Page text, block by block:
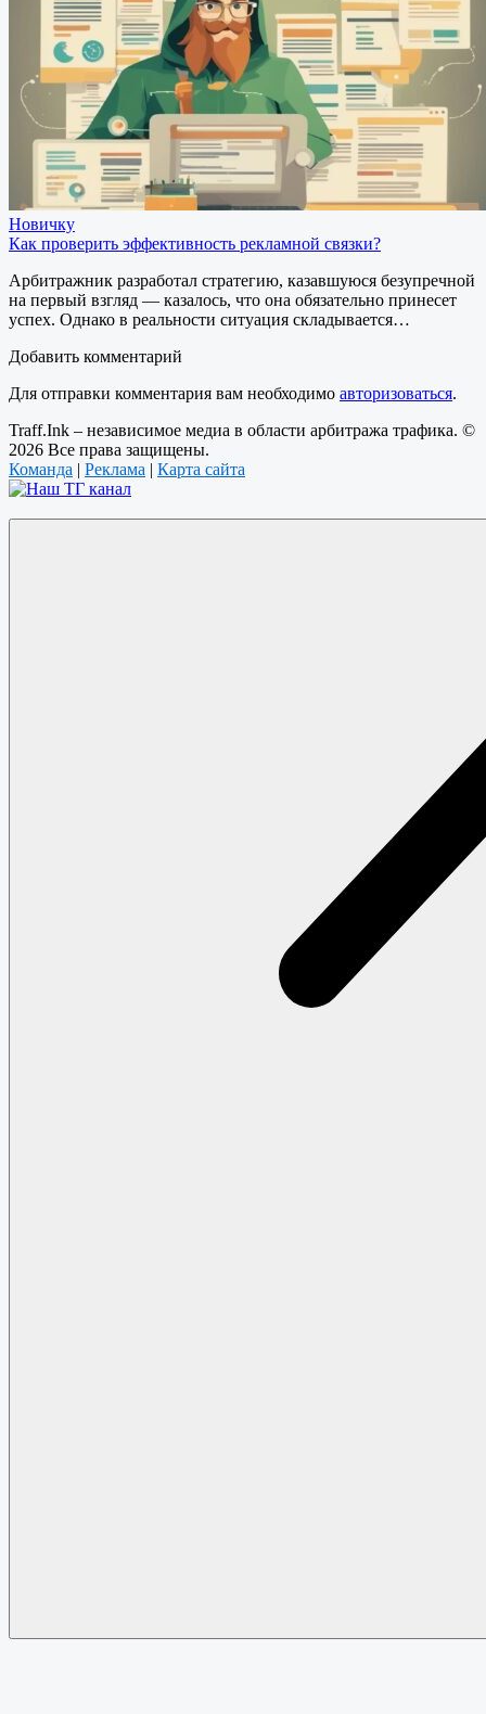
Новичку
Как проверить эффективность рекламной связки?
Арбитражник разработал стратегию, казавшуюся безупречной
на первый взгляд — казалось, что она обязательно принесет
успех. Однако в реальности ситуация складывается…
Добавить комментарий
Для отправки комментария вам необходимо авторизоваться.
Traff.Ink – независимое медиа в области арбитража трафика. ©
2026 Все права защищены.
Команда | Реклама | Карта сайта